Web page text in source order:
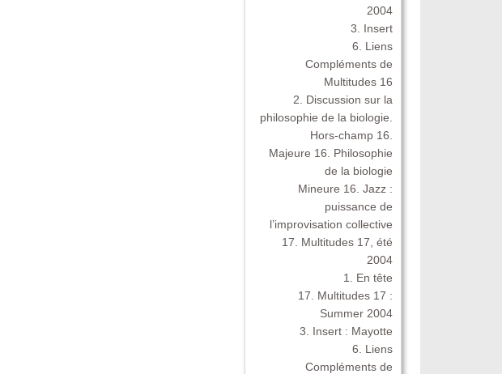
2004
3. Insert
6. Liens
Compléments de
Multitudes 16
2. Discussion sur la
philosophie de la biologie.
Hors-champ 16.
Majeure 16. Philosophie
de la biologie
Mineure 16. Jazz :
puissance de
l’improvisation collective
17. Multitudes 17, été
2004
1. En tête
17. Multitudes 17 :
Summer 2004
3. Insert : Mayotte
6. Liens
Compléments de